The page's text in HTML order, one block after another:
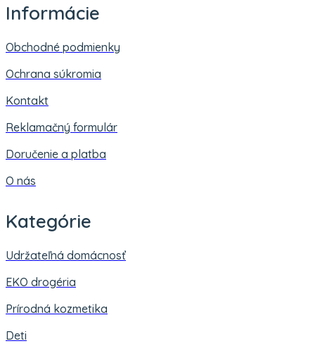
Informácie
Obchodné podmienky
Ochrana súkromia
Kontakt
Reklamačný formulár
Doručenie a platba
O nás
Kategórie
Udržateľná domácnosť
EKO drogéria
Prírodná kozmetika
Deti